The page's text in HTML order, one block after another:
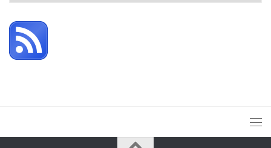
章
整